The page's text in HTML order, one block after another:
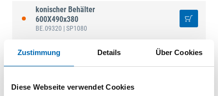
Zustimmung Details Über Cookies
Diese Webseite verwendet Cookies
konischer Behälter
600X490x380
BE.09320 | SP1080
1 St.